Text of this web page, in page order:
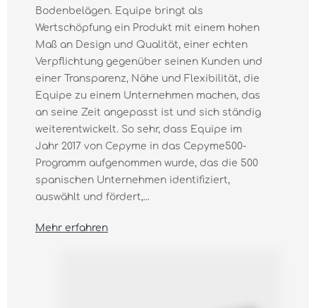
Bodenbelägen. Equipe bringt als
Wertschöpfung ein Produkt mit einem hohen
Maß an Design und Qualität, einer echten
Verpflichtung gegenüber seinen Kunden und
einer Transparenz, Nähe und Flexibilität, die
Equipe zu einem Unternehmen machen, das
an seine Zeit angepasst ist und sich ständig
weiterentwickelt. So sehr, dass Equipe im
Jahr 2017 von Cepyme in das Cepyme500-
Programm aufgenommen wurde, das die 500
spanischen Unternehmen identifiziert,
auswählt und fördert,...
Mehr erfahren